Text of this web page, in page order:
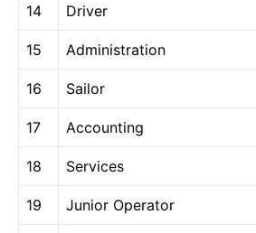
14 Driver
15 Administration
16 Sailor
17 Accounting
18 Services
19 Junior Operator